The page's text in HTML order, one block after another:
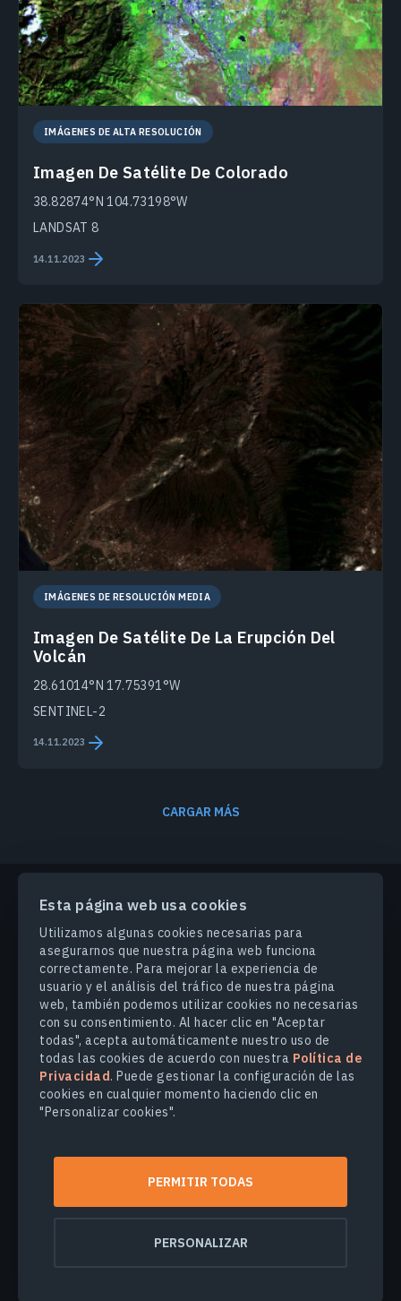
Esta página web usa cookies
Utilizamos algunas cookies necesarias para
asegurarnos que nuestra página web funciona
correctamente. Para mejorar la experiencia de
usuario y el análisis del tráfico de nuestra página
web, también podemos utilizar cookies no necesarias
con su consentimiento. Al hacer clic en "Aceptar
todas", acepta automáticamente nuestro uso de
todas las cookies de acuerdo con nuestra Política de
Privacidad. Puede gestionar la configuración de las
cookies en cualquier momento haciendo clic en
"Personalizar cookies".
PERMITIR TODAS
PERSONALIZAR
IMÁGENES DE ALTA RESOLUCIÓN
Imagen De Satélite De Colorado
38.82874°N 104.73198°W
LANDSAT 8
14.11.2023
IMÁGENES DE RESOLUCIÓN MEDIA
Imagen De Satélite De La Erupción Del
Volcán
28.61014°N 17.75391°W
SENTINEL-2
14.11.2023
CARGAR MÁS
PRODUCTOS Y SOLUCIONES
INDUSTRIAS
COMPANY
EXPLORE
Seguridad de los datos